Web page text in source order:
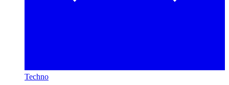
Techno